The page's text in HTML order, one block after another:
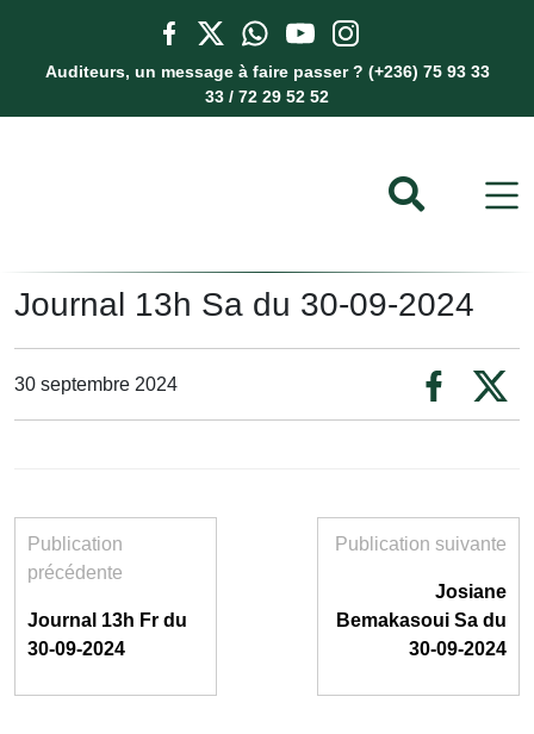
Auditeurs, un message à faire passer ? (+236) 75 93 33
33 / 72 29 52 52
Journal 13h Sa du 30-09-2024
30 septembre 2024
Publication
précédente
Journal 13h Fr du
30-09-2024
Publication suivante
Josiane
Bemakasoui Sa du
30-09-2024